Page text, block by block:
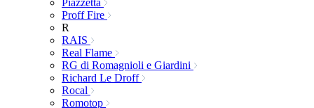
Proff Fire
R
RAIS
Real Flame
RG di Romagnioli e Giardini
Richard Le Droff
Rocal
Romotop